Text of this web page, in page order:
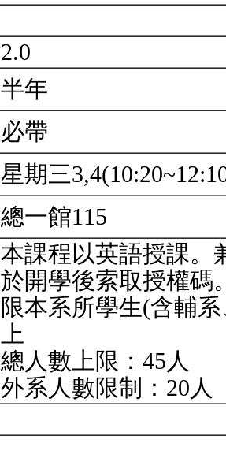
2.0
半年
必帶
星期三
總一館115
本課程以英語授課。
於開學後索取授權碼
限本系所學生(含輔
上
總人數上限：45人
外系人數限制：20人